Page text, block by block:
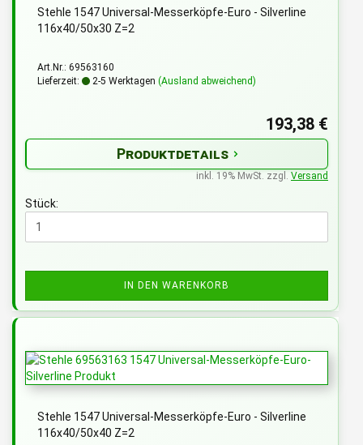
Stehle 1547 Universal-Messerköpfe-Euro - Silverline
116x40/50x30 Z=2
Art.Nr.: 69563160
Lieferzeit:
2-5 Werktagen (Ausland abweichend)
193,38 €
Produktdetails
inkl. 19% MwSt. zzgl. Versand
Stück:
IN DEN WARENKORB
Stehle 1547 Universal-Messerköpfe-Euro - Silverline
116x40/50x40 Z=2